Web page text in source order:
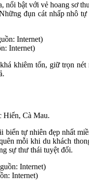
bật với vẻ hoang sơ
đụn cát nhấp nhô
Internet)
khiêm tốn, giữ trọn nét
Hiển, Cà Mau.
tự nhiên đẹp nhất
mỗi khi du khách
sự thư thái tuyệt đối.
Internet)